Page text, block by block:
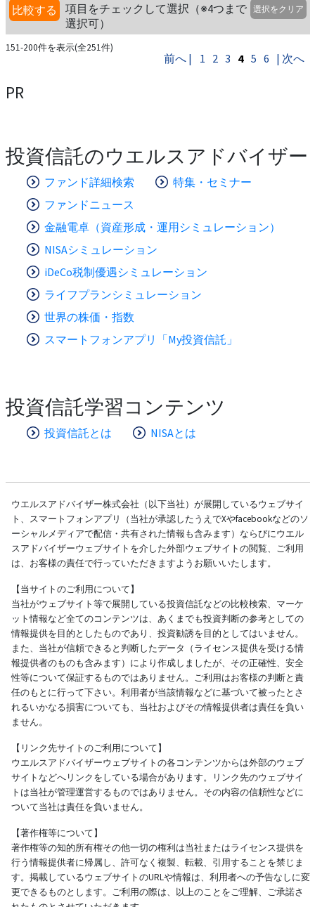
比較する
項目をチェックして選択（※4つまで
選択可）
選択をクリア
151-200件を表示(全251件)
前へ | 1 2 3 4 5 6 | 次へ
PR
投資信託のウエルスアドバイザー
ファンド詳細検索
特集・セミナー
ファンドニュース
金融電卓（資産形成・運用シミュレーション）
NISAシミュレーション
iDeCo税制優遇シミュレーション
ライフプランシミュレーション
世界の株価・指数
スマートフォンアプリ「My投資信託」
投資信託学習コンテンツ
投資信託とは NISAとは
ウエルスアドバイザー株式会社（以下当社）が展開しているウェブサイ
ト、スマートフォンアプリ（当社が承認したうえでXやfacebookなどのソ
ーシャルメディアで配信・共有された情報も含みます）ならびにウエル
スアドバイザーウェブサイトを介した外部ウェブサイトの閲覧、ご利用
は、お客様の責任で行っていただきますようお願いいたします。
【当サイトのご利用について】
当社がウェブサイト等で展開している投資信託などの比較検索、マーケ
ット情報など全てのコンテンツは、あくまでも投資判断の参考としての
情報提供を目的としたものであり、投資勧誘を目的としてはいません。
また、当社が信頼できると判断したデータ（ライセンス提供を受ける情
報提供者のものも含みます）により作成しましたが、その正確性、安全
性等について保証するものではありません。ご利用はお客様の判断と責
任のもとに行って下さい。利用者が当該情報などに基づいて被ったとさ
れるいかなる損害についても、当社およびその情報提供者は責任を負い
ません。
【リンク先サイトのご利用について】
ウエルスアドバイザーウェブサイトの各コンテンツからは外部のウェブ
サイトなどへリンクをしている場合があります。リンク先のウェブサイ
トは当社が管理運営するものではありません。その内容の信頼性などに
ついて当社は責任を負いません。
【著作権等について】
著作権等の知的所有権その他一切の権利は当社またはライセンス提供を
行う情報提供者に帰属し、許可なく複製、転載、引用することを禁じま
す。掲載しているウェブサイトのURLや情報は、利用者への予告なしに変
更できるものとします。ご利用の際は、以上のことをご理解、ご承諾さ